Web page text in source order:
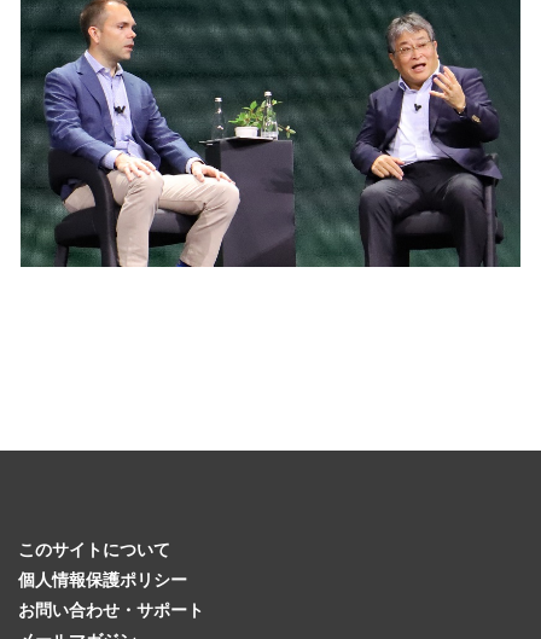
このサイトについて
個人情報保護ポリシー
お問い合わせ・サポート